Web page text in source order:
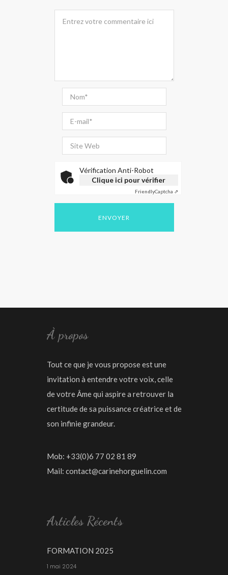
Vérification Anti-Robot
Clique ici pour vérifier
FriendlyCaptcha ⇗
À propos
Tout ce que je vous propose est une
invitation à entendre votre voix, celle
de votre Âme qui aspire a retrouver la
certitude de sa puissance créatrice et de
son infinie grandeur.
Mob: +33(0)6 77 02 81 89
Mail: contact@carinehorguelin.com
Articles Récents
FORMATION 2025
1 mai 2024